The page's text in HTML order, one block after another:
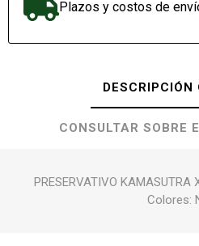
Plazos y costos de
DESCRIPCIÓN
CONSULTAR SOBRE
PRESERVATIVO KAMASUTRA
Colores: